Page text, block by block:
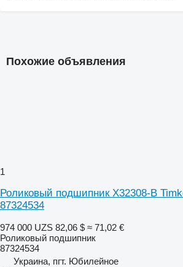
Похожие объявления
1
Роликовый подшипник X32308-B
87324534
974 000 UZS 82,06 $ ≈ 71,02 €
Роликовый подшипник
87324534
Украина, пгт. Юбилейное